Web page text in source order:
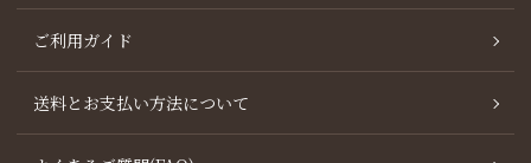
ご利用ガイド
送料とお支払い方法について